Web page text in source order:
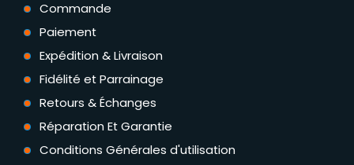
Commande
Paiement
Expédition & Livraison
Fidélité et Parrainage
Retours & Échanges
Réparation Et Garantie
Conditions Générales d'utilisation